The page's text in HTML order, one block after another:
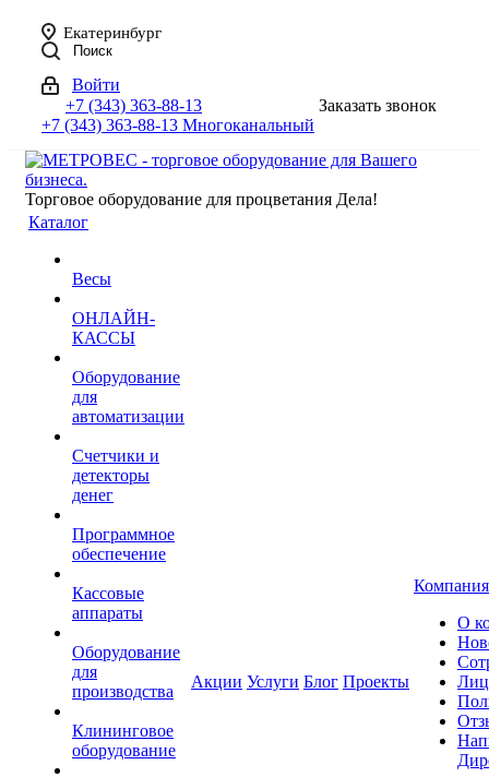
Екатеринбург
Поиск
Войти
+7 (343) 363-88-13
+7 (343) 363-88-13 Многоканальный
Заказать звонок
Торговое оборудование для процветания Дела!
Каталог
Весы
ОНЛАЙН-
КАССЫ
Оборудование
для
автоматизации
Счетчики и
детекторы
денег
Программное
обеспечение
Кассовые
аппараты
Оборудование
для
производства
Клининговое
оборудование
Акции Услуги Блог Проекты
Компания
О